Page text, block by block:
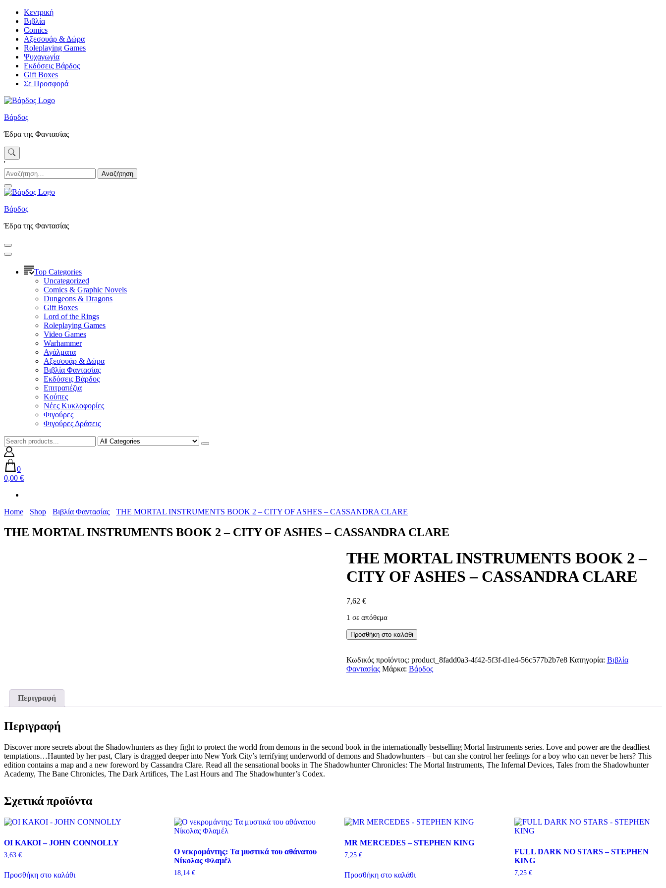
Skip
content
Κεντρική
Βιβλία
Comics
Αξεσουάρ & Δώρα
Roleplaying Games
Ψυχαγωγία
Εκδόσεις Βάρδος
Gift Boxes
Σε Προσφορά
Βάρδος
Έδρα της Φαντασίας
'
Αναζήτηση
για:
Βάρδος
Έδρα της Φαντασίας
Top Categories
Uncategorized
Comics & Graphic Novels
Dungeons & Dragons
Gift Boxes
Lord of the Rings
Roleplaying Games
Video Games
Warhammer
Αγάλματα
Αξεσουάρ & Δώρα
Βιβλία Φαντασίας
Εκδόσεις Βάρδος
Επιτραπέζια
Κούπες
Νέες Κυκλοφορίες
Φιγούρες
Φιγούρες Δράσεις
0
0,00 €
Home Shop Βιβλία Φαντασίας THE MORTAL INSTRUMENTS BOOK 2 – CITY OF ASHES – CASSANDRA CLARE
THE MORTAL INSTRUMENTS BOOK 2 – CITY OF ASHES – CASSANDRA CLARE
THE MORTAL INSTRUMENTS BOOK 2 –
CITY OF ASHES – CASSANDRA CLARE
7,62 €
1 σε απόθεμα
THE
MORTAL
BOOK
2
Προσθήκη στο καλάθι
Κωδικός προϊόντος: product_8fadd0a3-4f42-5f3f-d1e4-56c577b2b7e8 Κατηγορία: Βιβλία
Φαντασίας Μάρκα: Βάρδος
Περιγραφή
Περιγραφή
Discover more secrets about the Shadowhunters as they fight to protect the world from demons in the second book in the internationally bestselling Mortal Instruments series. Love and power are the deadliest
temptations…Haunted by her past, Clary is dragged deeper into New York City’s terrifying underworld of demons and Shadowhunters – but can she control her feelings for a boy who can never be hers? This
edition contains a map and a new foreword by Cassandra Clare. Read all the sensational books in The Shadowhunter Chronicles: The Mortal Instruments, The Infernal Devices, Tales from the Shadowhunter
Academy, The Bane Chronicles, The Dark Artifices, The Last Hours and The Shadowhunter’s Codex.
Σχετικά προϊόντα
ΟΙ ΚΑΚΟΙ – JOHN CONNOLLY
3,63 €
Προσθήκη στο καλάθι
Ο νεκρομάντης: Τα μυστικά του αθάνατου
Νίκολας Φλαμέλ
18,14€
MR MERCEDES – STEPHEN KING
7,25 €
Προσθήκη στο καλάθι
FULL DARK NO STARS – STEPHEN
KING
7,25 €